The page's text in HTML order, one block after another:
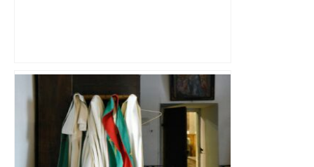
Près de Toulouse : dans cette zone
économique, un axe majeur va être
fermé en fin de soirée, voici les
déviations – Actu.fr